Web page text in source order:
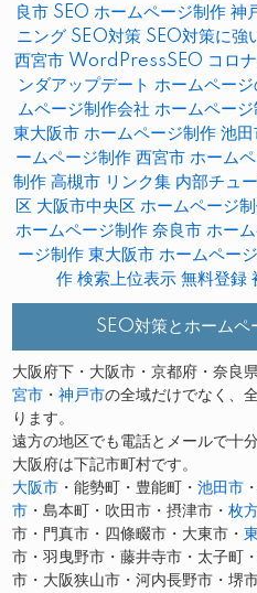
良市 SEO ホームページ制作 神
ニング SEO対策 SEO対策に強
西宮市 WordPressSEO コロ
ンダアップデート ホームページ
ムページ制作会社 ホームペー
東大阪市 ホームページ制作 池田
ームページ制作 西宮市 ホーム
制作 高槻市 リンク集 内部チュ
区 大阪市中央区 ホームページ
ホームページ制作 奈良市 ホー
ージ制作 東大阪市 ホームペー
作 検索上位表示 無料登録
SEO対策とホームペ
大阪府下・大阪市・京都府・奈良
宮市 ・神戸市の全域だけでなく、
ります。
遠方の地区でも電話とメールで十
大阪府は下記市町村です。
大阪市 ・能勢町・豊能町・池田市
市 ・島本町・吹田市・摂津市・枚
市・門真市・四條畷市・大東市・
市・羽曳野市・藤井寺市・太子町
市・大阪狭山市・河内長野市・堺